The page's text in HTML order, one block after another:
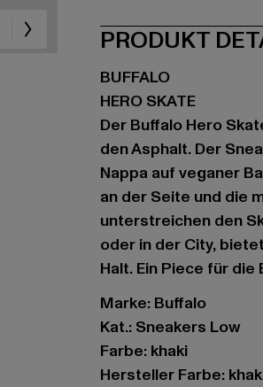
PRODUKT
BUFFALO
HERO SKATE
Der Buffalo Hero
den Asphalt. Der
Nappa auf veganer
an der Seite und die
unterstreichen den
oder in der City,
Halt. Ein Piece für
Marke: Buffalo
Kat.: Sneakers Low
Farbe: khaki
Hersteller Farbe: